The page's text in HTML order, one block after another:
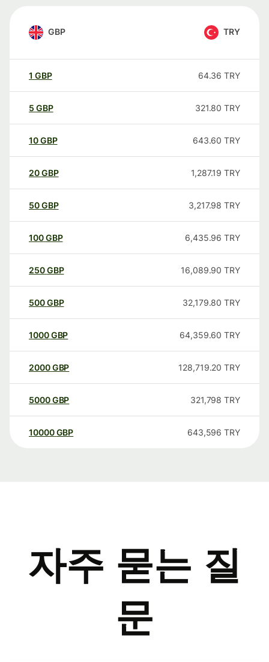
GBP TRY
1 GBP 64.36 TRY
5 GBP 321.80 TRY
10GBP 643.60 TRY
20GBP 1,287.19 TRY
50GBP 3,217.98 TRY
100GBP 6,435.96 TRY
250GBP 16,089.90 TRY
500GBP 32,179.80 TRY
1000GBP 64,359.60 TRY
2000GBP 128,719.20 TRY
5000GBP 321,798 TRY
10000 GBP 643,596 TRY
자주 묻는 질
문